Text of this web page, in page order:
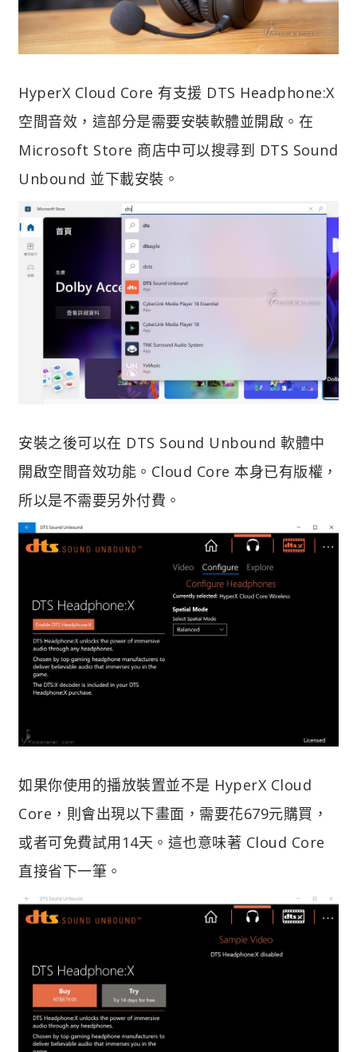
HyperX Cloud Core 有支援 DTS Headphone:X
空間音效，這部分是需要安裝軟體並開啟。在
Microsoft Store 商店中可以搜尋到 DTS Sound
Unbound 並下載安裝。
安裝之後可以在 DTS Sound Unbound 軟體中
開啟空間音效功能。Cloud Core 本身已有版權，
所以是不需要另外付費。
如果你使用的播放裝置並不是 HyperX Cloud
Core，則會出現以下畫面，需要花679元購買，
或者可免費試用14天。這也意味著 Cloud Core
直接省下一筆。